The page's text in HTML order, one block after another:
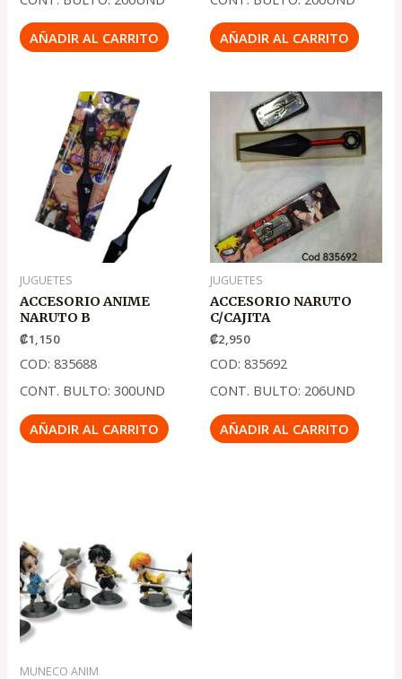
AÑADIR AL CARRITO AÑADIR AL CARRITO
JUGUETES
ACCESORIO ANIME
NARUTO B
₡1,150
COD: 835688
CONT. BULTO: 300UND
AÑADIR AL CARRITO
JUGUETES
ACCESORIO NARUTO
C/CAJITA
₡2,950
COD: 835692
CONT. BULTO: 206UND
AÑADIR AL CARRITO
MUNECO ANIM